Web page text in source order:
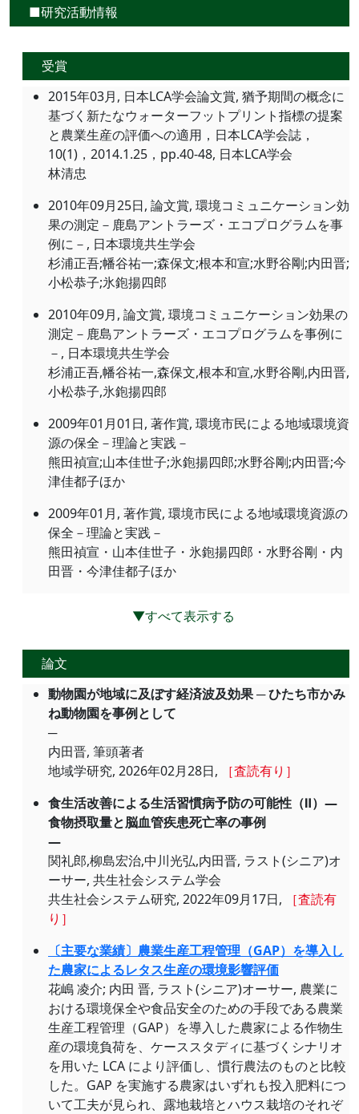
■研究活動情報
受賞
2015年03月, 日本LCA学会論文賞, 猶予期間の概念に
基づく新たなウォーターフットプリント指標の提案
と農業生産の評価への適用，日本LCA学会誌，
10(1)，2014.1.25，pp.40-48, 日本LCA学会
林清忠
2010年09月25日, 論文賞, 環境コミュニケーション効
果の測定－鹿島アントラーズ・エコプログラムを事
例に－, 日本環境共生学会
杉浦正吾;幡谷祐一;森保文;根本和宣;水野谷剛;内田晋;
小松恭子;氷鉋揚四郎
2010年09月, 論文賞, 環境コミュニケーション効果の
測定－鹿島アントラーズ・エコプログラムを事例に
－, 日本環境共生学会
杉浦正吾,幡谷祐一,森保文,根本和宣,水野谷剛,内田晋,
小松恭子,氷鉋揚四郎
2009年01月01日, 著作賞, 環境市民による地域環境資
源の保全－理論と実践－
熊田禎宣;山本佳世子;氷鉋揚四郎;水野谷剛;内田晋;今
津佳都子ほか
2009年01月, 著作賞, 環境市民による地域環境資源の
保全－理論と実践－
熊田禎宣・山本佳世子・氷鉋揚四郎・水野谷剛・内
田晋・今津佳都子ほか
▼すべて表示する
論文
動物園が地域に及ぼす経済波及効果 ─ ひたち市かみ
ね動物園を事例として
─
内田晋, 筆頭著者
地域学研究, 2026年02月28日,
［査読有り］
食生活改善による生活習慣病予防の可能性（Ⅱ）―
食物摂取量と脳血管疾患死亡率の事例
―
関礼郎,柳島宏治,中川光弘,内田晋, ラスト(シニア)オ
ーサー, 共生社会システム学会
共生社会システム研究, 2022年09月17日,
［査読有
り］
〔主要な業績〕農業生産工程管理（GAP）を導入し
た農家によるレタス生産の環境影響評価
花嶋 凌介; 内田 晋, ラスト(シニア)オーサー, 農業に
おける環境保全や食品安全のための手段である農業
生産工程管理（GAP）を導入した農家による作物生
産の環境負荷を、ケーススタディに基づくシナリオ
を用いた LCA により評価し、慣行農法のものと比較
した。GAP を実施する農家はいずれも投入肥料につ
いて工夫が見られ、露地栽培とハウス栽培のそれぞ